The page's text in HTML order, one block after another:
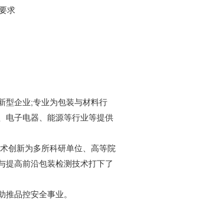
求
型企业;专业为包装与材料行
电子电器、能源等行业等提供
创新为多所科研单位、高等院
提高前沿包装检测技术打下了
品控安全事业。